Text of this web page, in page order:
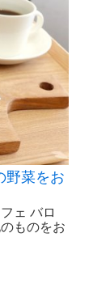
野菜をお
ェ バロ
ものをお